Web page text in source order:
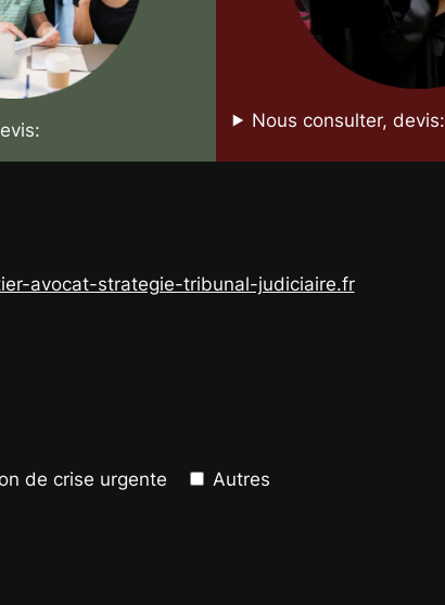
Nous consulter, devis:
avocat-strategie-tribunal-judiciaire.fr
de crise urgente Autres